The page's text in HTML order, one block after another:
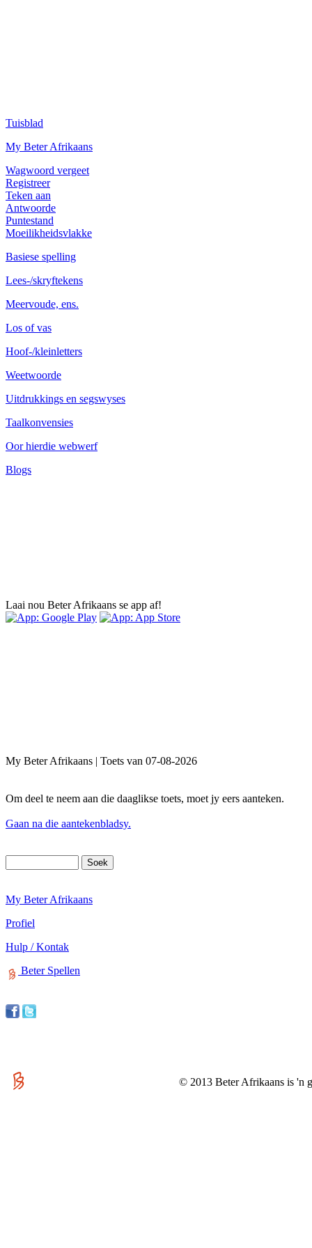
Tuisblad
My Beter Afrikaans
Wagwoord vergeet
Registreer
Teken aan
Antwoorde
Puntestand
Moeilikheidsvlakke
Basiese spelling
Lees-/skryftekens
Meervoude, ens.
Los of vas
Hoof-/kleinletters
Weetwoorde
Uitdrukkings en segswyses
Taalkonvensies
Oor hierdie webwerf
Blogs
Laai nou Beter Afrikaans se app af!
My Beter Afrikaans | Toets van 07-08-2026
Om deel te neem aan die daaglikse toets, moet jy eers aanteken.
Gaan na die aantekenbladsy.
My Beter Afrikaans
Profiel
Hulp / Kontak
Beter Spellen
© 2013 Beter Afrikaans is 'n